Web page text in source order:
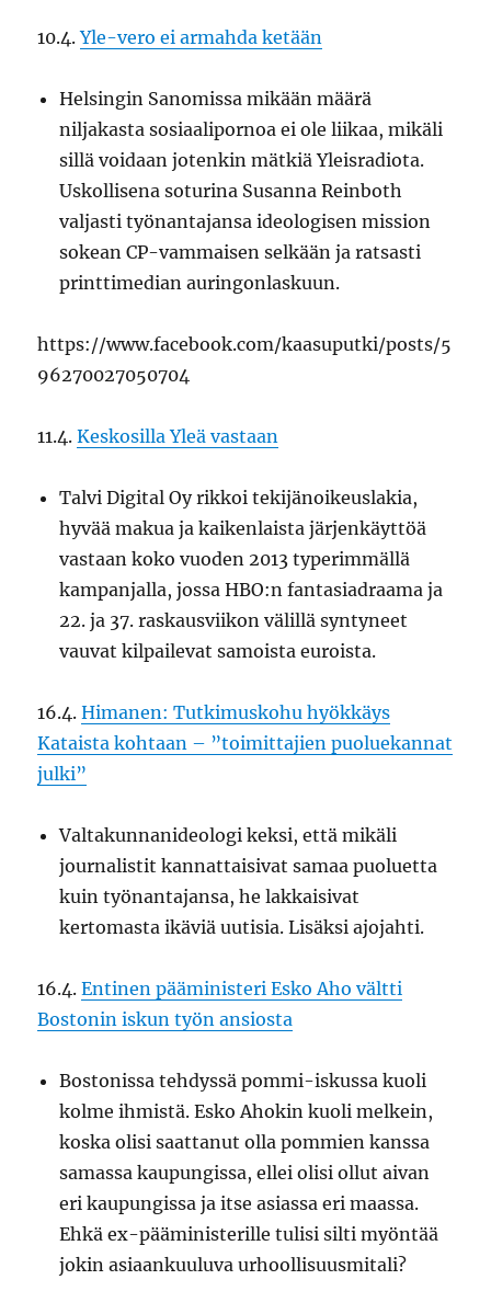
10.4.Yle-vero ei armahda ketään
Helsingin Sanomissa mikään määrä
niljakasta sosiaalipornoa ei ole liikaa, mikäli
sillä voidaan jotenkin mätkiä Yleisradiota.
Uskollisena soturina Susanna Reinboth
valjasti työnantajansa ideologisen mission
sokean CP-vammaisen selkään ja ratsasti
printtimedian auringonlaskuun.
https://www.facebook.com/kaasuputki/posts/5
96270027050704
11.4.Keskosilla Yleä vastaan
Talvi Digital Oy rikkoi tekijänoikeuslakia,
hyvää makua ja kaikenlaista järjenkäyttöä
vastaan koko vuoden 2013 typerimmällä
kampanjalla, jossa HBO:n fantasiadraama ja
22. ja 37. raskausviikon välillä syntyneet
vauvat kilpailevat samoista euroista.
16.4.Himanen: Tutkimuskohu hyökkäys
Kataista kohtaan – ”toimittajien puoluekannat
julki”
Valtakunnanideologi keksi, että mikäli
journalistit kannattaisivat samaa puoluetta
kuin työnantajansa, he lakkaisivat
kertomasta ikäviä uutisia. Lisäksi ajojahti.
16.4.Entinen pääministeri Esko Aho vältti
Bostonin iskun työn ansiosta
Bostonissa tehdyssä pommi-iskussa kuoli
kolme ihmistä. Esko Ahokin kuoli melkein,
koska olisi saattanut olla pommien kanssa
samassa kaupungissa, ellei olisi ollut aivan
eri kaupungissa ja itse asiassa eri maassa.
Ehkä ex-pääministerille tulisi silti myöntää
jokin asiaankuuluva urhoollisuusmitali?